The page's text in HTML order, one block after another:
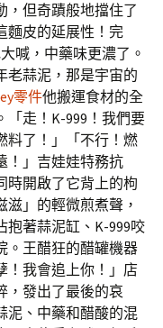
，但奇蹟般地擋住了
麵皮的延展性！完
喊，中藥味更濃了。
老蒜泥，那是宇宙的
零件他搬運食材的全
「走！K-999！我們要
料了！」「不行！燃
！」吉娃娃特務抗
時開啟了它背上的枸
滋」的輕微煎煮聲，
抱著蒜泥缸、K-999咬
。王醋狂的醋罐機器
！我會追上你！」店
，發出了最後的哀
泥、中藥和醋酸的混